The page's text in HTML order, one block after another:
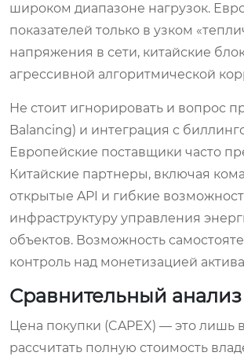
широком диапазоне нагрузок.
показателей только в узком
напряжения в сети, китайские
агрессивной алгоритмической
Не стоит игнорировать и вопрос
Balancing) и интеграция с
Европейские поставщики часто
Китайские партнеры, включая
открытые API и гибкие
инфраструктуру управления
объектов. Возможность
контроль над монетизацией
Сравнительный
Цена покупки (CAPEX) — это
рассчитать полную стоимость